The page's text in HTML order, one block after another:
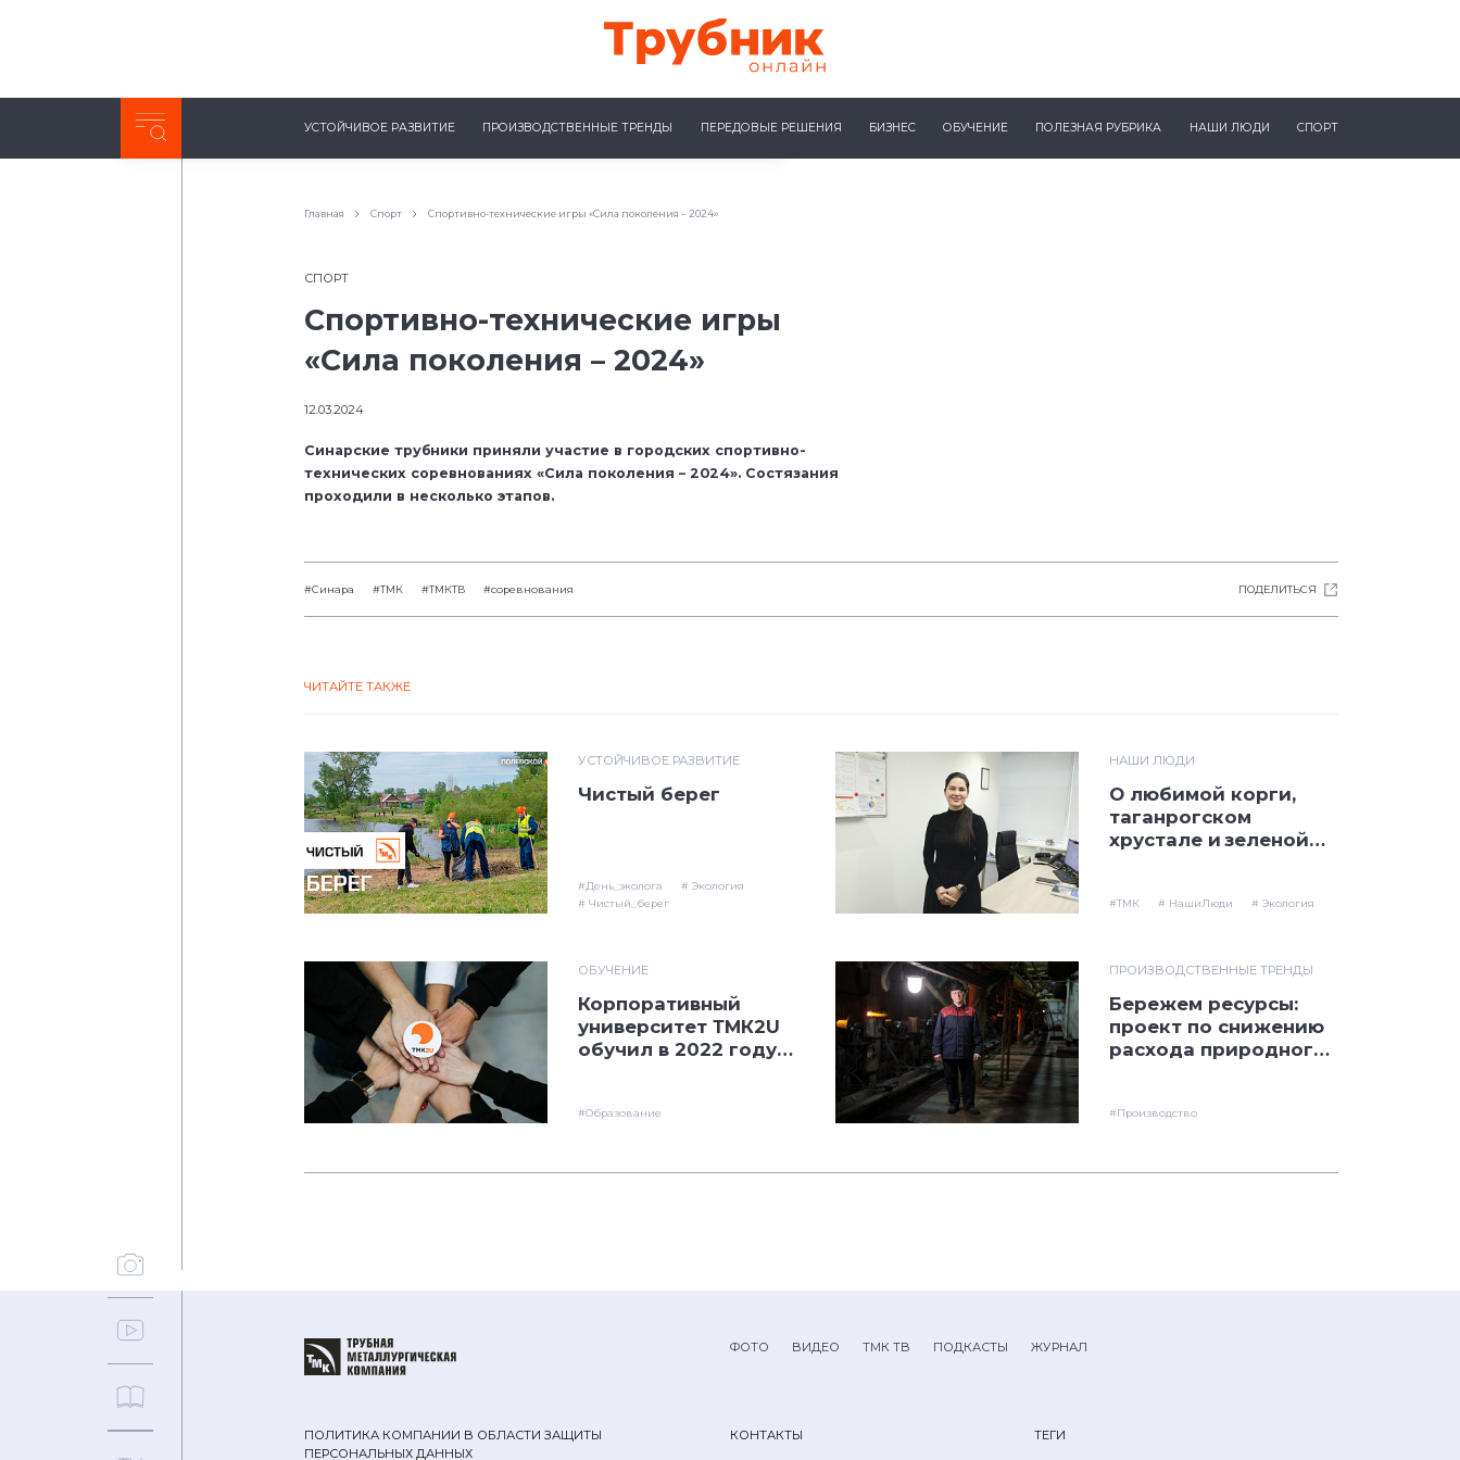
Неделя с ТМК. Выпуск №27 (225)
УСТОЙЧИВОЕ РАЗВИТИЕ ПРОИЗВОДСТВЕННЫЕ ТРЕНДЫ ПЕРЕДОВЫЕ РЕШЕНИЯ БИЗНЕС ОБУЧЕНИЕ ПОЛЕЗНАЯ РУБРИКА НАШИ ЛЮДИ СПОРТ
Главная Спорт Спортивно-технические игры «Сила поколения – 2024»
СПОРТ
Спортивно-технические игры
«Сила поколения – 2024»
12.03.2024
Синарские трубники приняли участие в городских спортивно-
технических соревнованиях «Сила поколения – 2024». Состязания
проходили в несколько этапов.
#Синара #ТМК #ТМКТВ #соревнования ПОДЕЛИТЬСЯ
ЧИТАЙТЕ ТАКЖЕ
УСТОЙЧИВОЕ РАЗВИТИЕ
Чистый берег
#День_эколога
# Экология
# Чистый_берег
НАШИ ЛЮДИ
О любимой корги,
таганрогском
хрустале и зеленой
#ТМК # НашиЛюди # Экология
ОБУЧЕНИЕ
Корпоративный
университет ТМК2U
обучил в 2022 году
#Образование
ПРОИЗВОДСТВЕННЫЕ ТРЕНДЫ
Бережем ресурсы:
проект по снижению
расхода природного
#Производство
ФОТО ВИДЕО ТМК ТВ ПОДКАСТЫ ЖУРНАЛ
ПОЛИТИКА КОМПАНИИ В ОБЛАСТИ ЗАЩИТЫ
ПЕРСОНАЛЬНЫХ ДАННЫХ
КОНТАКТЫ ТЕГИ